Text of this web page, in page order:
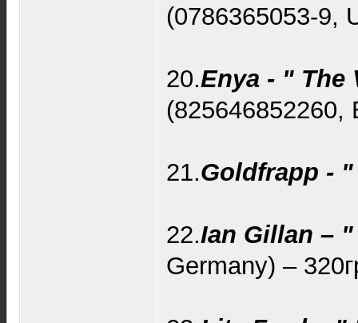
(0786365053-9,
20.Enya - " The
(825646852260,
21.Goldfrapp -
22.Ian Gillan –
Germany) –